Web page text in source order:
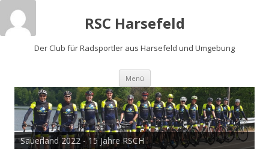
RSC Harsefeld
Der Club für Radsportler aus Harsefeld und Umgebung
Menü Zum
springen
Sauerland 2022 - 15 Jahre RSCH
Tour de Cux 2020